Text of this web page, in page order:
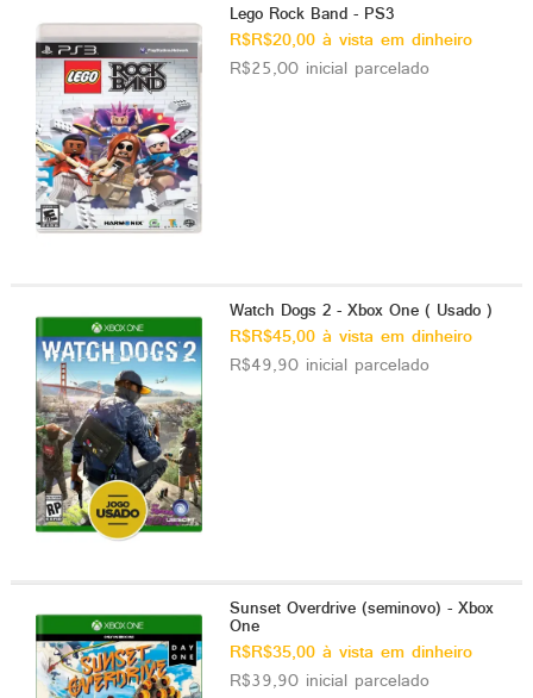
Lego Rock Band - PS3
R$R$20,00 à vista em dinheiro
R$25,00 inicial parcelado
Watch Dogs 2 - Xbox One ( Usado )
R$R$45,00 à vista em dinheiro
R$49,90 inicial parcelado
Sunset Overdrive (seminovo) - Xbox
One
R$R$35,00 à vista em dinheiro
R$39,90 inicial parcelado